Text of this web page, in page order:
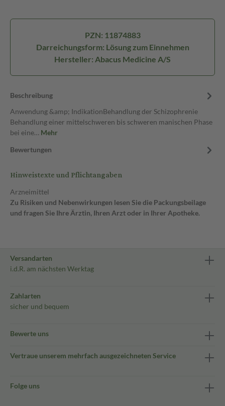
PZN: 11874883
Darreichungsform: Lösung zum Einnehmen
Hersteller: Abacus Medicine A/S
Beschreibung
Anwendung &amp; IndikationBehandlung der Schizophrenie
Behandlung einer mittelschweren bis schweren manischen Phase
bei eine… Mehr
Bewertungen
Hinweistexte und Pflichtangaben
Arzneimittel
Zu Risiken und Nebenwirkungen lesen Sie die Packungsbeilage
und fragen Sie Ihre Ärztin, Ihren Arzt oder in Ihrer Apotheke.
Versandarten
i.d.R. am nächsten Werktag
Zahlarten
sicher und bequem
Bewerte uns
Vertraue unserem mehrfach ausgezeichneten Service
Folge uns